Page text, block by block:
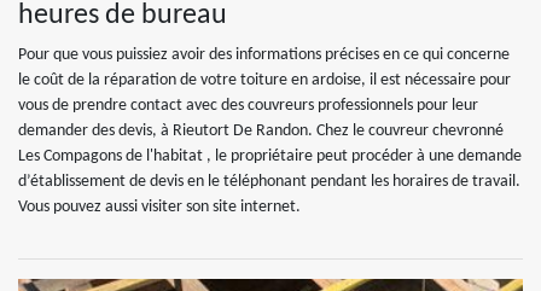
heures de bureau
Pour que vous puissiez avoir des informations précises en ce qui concerne
le coût de la réparation de votre toiture en ardoise, il est nécessaire pour
vous de prendre contact avec des couvreurs professionnels pour leur
demander des devis, à Rieutort De Randon. Chez le couvreur chevronné
Les Compagons de l'habitat , le propriétaire peut procéder à une demande
d’établissement de devis en le téléphonant pendant les horaires de travail.
Vous pouvez aussi visiter son site internet.